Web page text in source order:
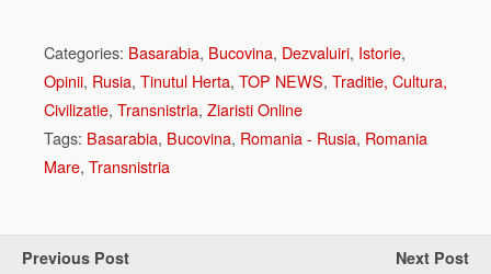
Categories: Basarabia, Bucovina, Dezvaluiri, Istorie,
Opinii, Rusia, Tinutul Herta, TOP NEWS, Traditie, Cultura,
Civilizatie, Transnistria, Ziaristi Online
Tags: Basarabia, Bucovina, Romania - Rusia, Romania
Mare, Transnistria
Previous Post Next Post